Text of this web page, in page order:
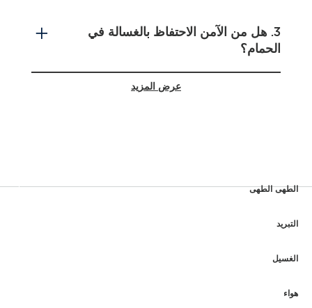
3. هل من الآمن الاحتفاظ بالغسالة في
الحمام؟
5. ما هو متوسط مستوى استخدام المياه في
عرض المزيد
الطهى الطهى
التبريد
الغسيل
هواء